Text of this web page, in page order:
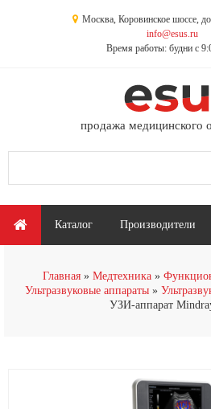
Москва, Коровинское шоссе,
info@esus.ru
Время работы: будни с
продажа медицинского
Главное меню
Каталог Производители
Главная Медтехника
Ультразвуковые аппараты
УЗИ-аппарат